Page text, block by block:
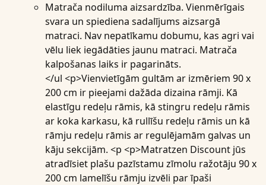
Matrača nodiluma aizsardzība. Vienmērīgais
svara un spiediena sadalījums aizsargā
matraci. Nav nepatīkamu dobumu, kas agri vai
vēlu liek iegādāties jaunu matraci. Matrača
kalpošanas laiks ir pagarināts.
</ul <p>Vienvietīgām gultām ar izmēriem 90 x
200 cm ir pieejami dažāda dizaina rāmji. Kā
elastīgu redeļu rāmis, kā stingru redeļu rāmis
ar koka karkasu, kā rullīšu redeļu rāmis un kā
rāmju redeļu rāmis ar regulējamām galvas un
kāju sekcijām. <p <p>Matratzen Discount jūs
atradīsiet plašu pazīstamu zīmolu ražotāju 90 x
200 cm lamelīšu rāmju izvēli par īpaši